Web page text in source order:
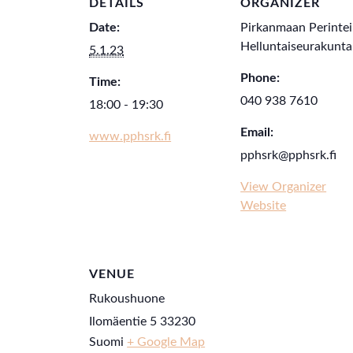
DETAILS
Date:
5.1.23
Time:
18:00 - 19:30
www.pphsrk.fi
ORGANIZER
Pirkanmaan
Helluntaiseurakunta
Phone:
040 938 7610
Email:
pphsrk@pphsrk.fi
View Organizer
Website
VENUE
Rukoushuone
Ilomäentie 5 33230
Suomi + Google Map